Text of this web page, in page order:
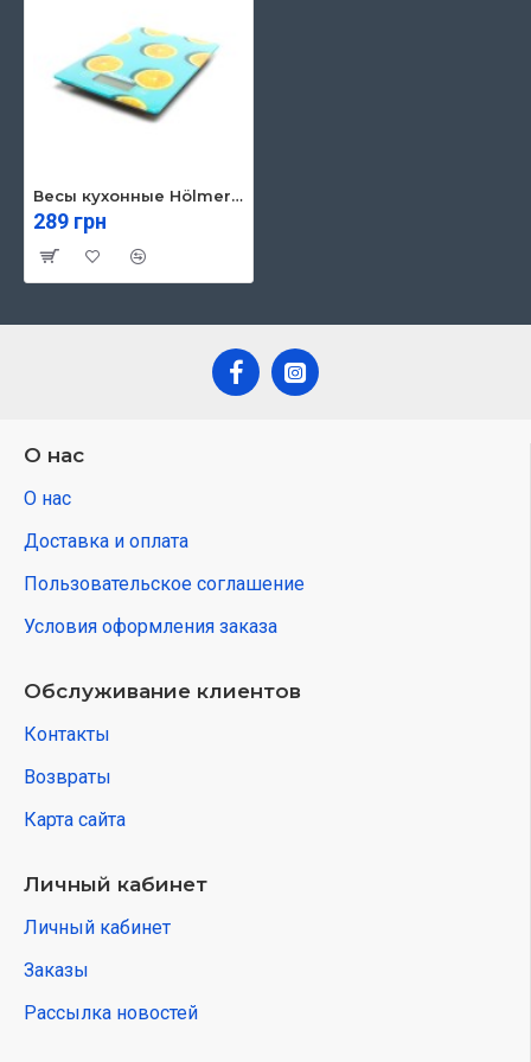
Весы кухонные Hölmer HSK-2316
289 грн
О нас
О нас
Доставка и оплата
Пользовательское соглашение
Условия оформления заказа
Обслуживание клиентов
Контакты
Возвраты
Карта сайта
Личный кабинет
Личный кабинет
Заказы
Рассылка новостей